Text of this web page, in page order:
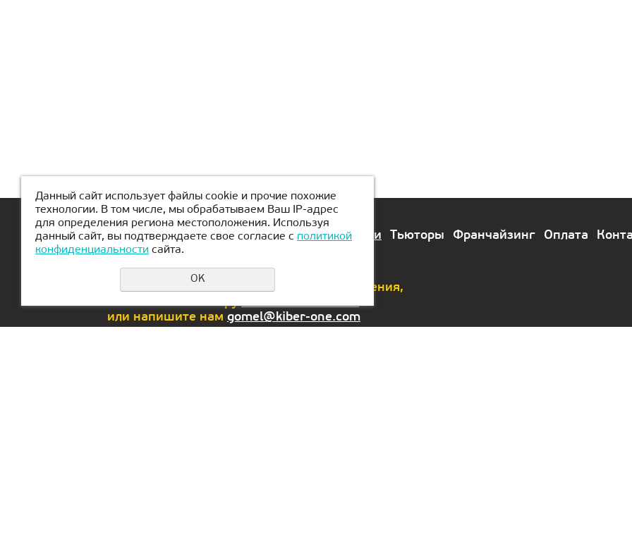
Главная О КиберШколе Каникулы Модули Тьюторы Франчайзинг Оплата
Еcли у вас возникли вопросы или предложения,
позвоните по номеру+375 29 2-111-433
или напишите нам gomel@kiber-one.com
Данный сайт использует файлы cookie и прочие похожие
технологии. В том числе, мы обрабатываем Ваш IP-адрес
для определения региона местоположения. Используя
данный сайт, вы подтверждаете свое согласие с политикой
конфиденциальности сайта.
OK